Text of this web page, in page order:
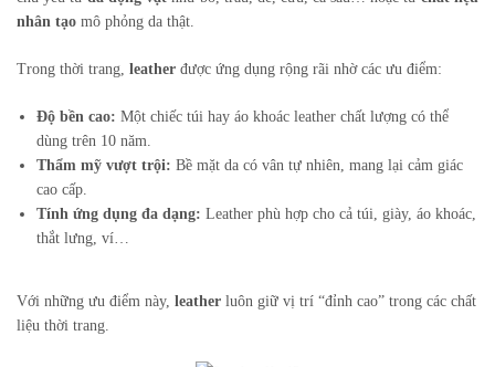
nhân tạo mô phỏng da thật.
Trong thời trang, leather được ứng dụng rộng rãi nhờ các ưu điểm:
Độ bền cao: Một chiếc túi hay áo khoác leather chất lượng có thể
dùng trên 10 năm.
Thẩm mỹ vượt trội: Bề mặt da có vân tự nhiên, mang lại cảm giác
cao cấp.
Tính ứng dụng đa dạng: Leather phù hợp cho cả túi, giày, áo khoác,
thắt lưng, ví…
Với những ưu điểm này, leather luôn giữ vị trí “đỉnh cao” trong các chất
liệu thời trang.